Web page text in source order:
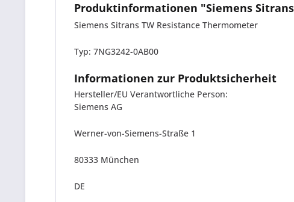
Produktinformationen "Siemens Sitrans
Siemens Sitrans TW Resistance Thermometer
Typ: 7NG3242-0AB00
Informationen zur Produktsicherheit
Hersteller/EU Verantwortliche Person:
Siemens AG
Werner-von-Siemens-Straße 1
80333 München
DE